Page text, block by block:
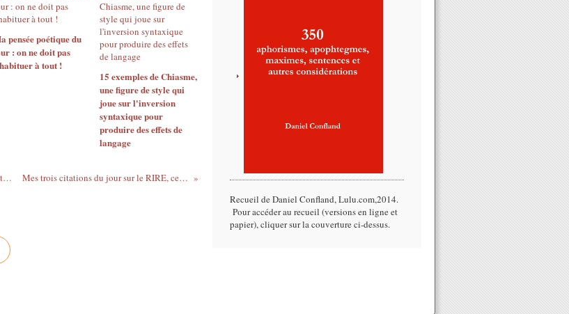
pensée poétique du
: on ne doit pas
à tout !
15 exemples de Chiasme,
une figure de style qui
joue sur l'inversion
syntaxique pour
produire des effets de
langage
Le Chevalier d'Eon, quel genre ? Une pensée poétique et des éléments biographiques sur l'éternel travesti Mes trois citations du jour sur le RIRE, celui de la vie en rose, ou le rire jaune !
Recueil de Daniel Confland, Lulu.com,2014.​
Pour accéder au recueil (versions en ligne et
papier), cliquer sur la couverture ci-dessus.